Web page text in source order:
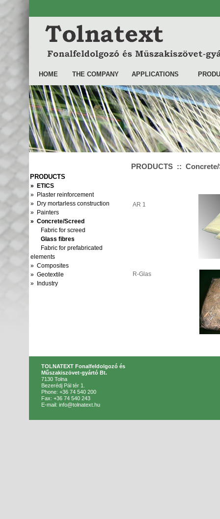
HOME THE COMPANY APPLICATIONS
PRODUCTS
» ETICS
» Plaster reinforcement
» Dry mortarless construction
» Painters
» Concrete/Screed
Fabric for screed
Glass fibres
Fabric for prefabricated
elements
» Composites
» Geotextile
» Industry
PRODUCTS ::
AR 1
R-Glas
TOLNATEXT Fonalfeldolgozó és
Műszakiszövet-gyártó Bt.
7130 Tolna
Bezerédj Pál tér 1.
Phone: +36 74 540 200
Fax: +36 74 540 243
E-mail: info@tolnatext.hu